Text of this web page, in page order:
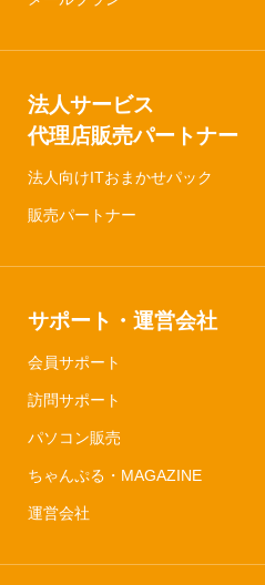
法人サービス
代理店販売パートナー
法人向けITおまかせパック
販売パートナー
サポート・運営会社
会員サポート
訪問サポート
パソコン販売
ちゃんぷる・MAGAZINE
運営会社